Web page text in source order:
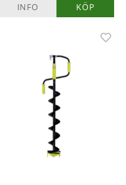
INFO KÖP